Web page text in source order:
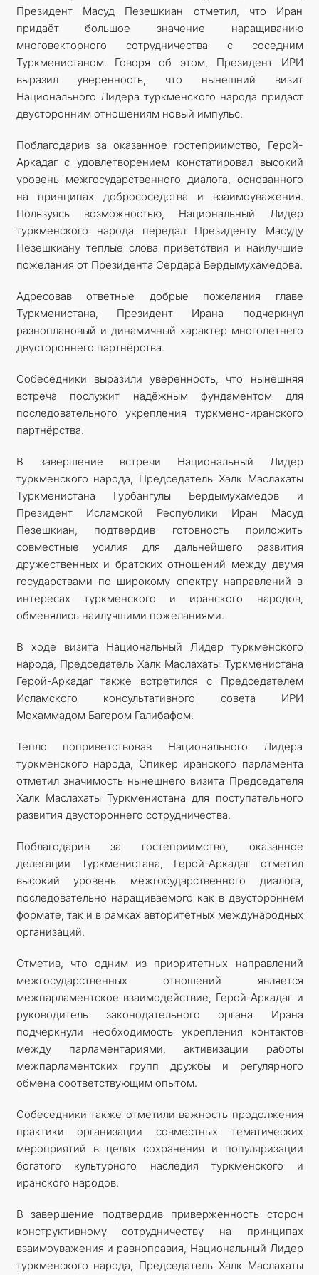
Президент Масуд Пезешкиан отметил, что Иран
придаёт большое значение наращиванию
многовекторного сотрудничества с соседним
Туркменистаном. Говоря об этом, Президент ИРИ
выразил уверенность, что нынешний визит
Национального Лидера туркменского народа придаст
двусторонним отношениям новый импульс.
Поблагодарив за оказанное гостеприимство, Герой-
Аркадаг с удовлетворением констатировал высокий
уровень межгосударственного диалога, основанного
на принципах добрососедства и взаимоуважения.
Пользуясь возможностью, Национальный Лидер
туркменского народа передал Президенту Масуду
Пезешкиану тёплые слова приветствия и наилучшие
пожелания от Президента Сердара Бердымухамедова.
Адресовав ответные добрые пожелания главе
Туркменистана, Президент Ирана подчеркнул
разноплановый и динамичный характер многолетнего
двустороннего партнёрства.
Собеседники выразили уверенность, что нынешняя
встреча послужит надёжным фундаментом для
последовательного укрепления туркмено-иранского
партнёрства.
В завершение встречи Национальный Лидер
туркменского народа, Председатель Халк Маслахаты
Туркменистана Гурбангулы Бердымухамедов и
Президент Исламской Республики Иран Масуд
Пезешкиан, подтвердив готовность приложить
совместные усилия для дальнейшего развития
дружественных и братских отношений между двумя
государствами по широкому спектру направлений в
интересах туркменского и иранского народов,
обменялись наилучшими пожеланиями.
В ходе визита Национальный Лидер туркменского
народа, Председатель Халк Маслахаты Туркменистана
Герой-Аркадаг также встретился с Председателем
Исламского консультативного совета ИРИ
Мохаммадом Багером Галибафом.
Тепло поприветствовав Национального Лидера
туркменского народа, Спикер иранского парламента
отметил значимость нынешнего визита Председателя
Халк Маслахаты Туркменистана для поступательного
развития двустороннего сотрудничества.
Поблагодарив за гостеприимство, оказанное
делегации Туркменистана, Герой-Аркадаг отметил
высокий уровень межгосударственного диалога,
последовательно наращиваемого как в двустороннем
формате, так и в рамках авторитетных международных
организаций.
Отметив, что одним из приоритетных направлений
межгосударственных отношений является
межпарламентское взаимодействие, Герой-Аркадаг и
руководитель законодательного органа Ирана
подчеркнули необходимость укрепления контактов
между парламентариями, активизации работы
межпарламентских групп дружбы и регулярного
обмена соответствующим опытом.
Собеседники также отметили важность продолжения
практики организации совместных тематических
мероприятий в целях сохранения и популяризации
богатого культурного наследия туркменского и
иранского народов.
В завершение подтвердив приверженность сторон
конструктивному сотрудничеству на принципах
взаимоуважения и равноправия, Национальный Лидер
туркменского народа, Председатель Халк Маслахаты